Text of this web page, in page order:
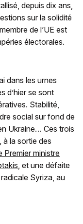
depuis dix ans,
sur la solidité
de l’UE est
électorales.
dans les urnes
d’hier se sont
Stabilité,
social sur fond de
Ukraine… Ces trois
la sortie des
ministre
, et une défaite
Syriza, au